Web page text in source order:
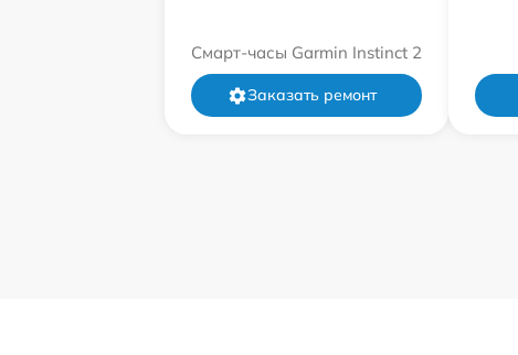
Смарт-часы Garmin Instinct 2
Заказать ремонт